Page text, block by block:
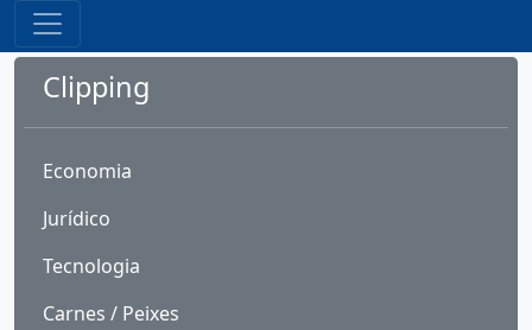
Clipping
Economia
Jurídico
Tecnologia
Carnes / Peixes